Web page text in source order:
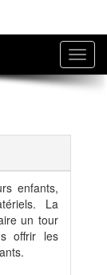
enfants,
La
un tour
offrir les